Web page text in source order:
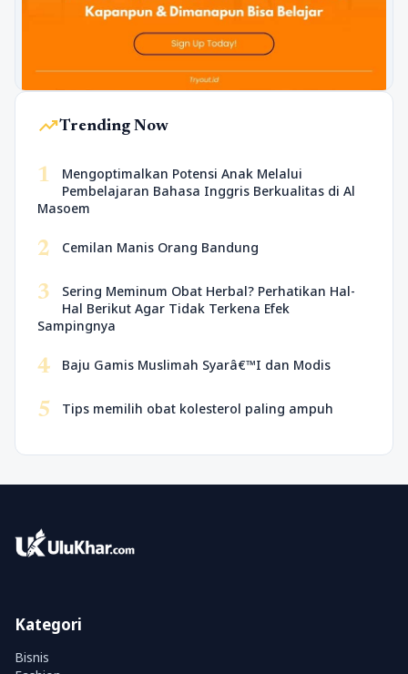
trending_upTrending Now
1
Mengoptimalkan Potensi Anak Melalui
Pembelajaran Bahasa Inggris Berkualitas di Al
Masoem
2 Cemilan Manis Orang Bandung
3
Sering Meminum Obat Herbal? Perhatikan Hal-
Hal Berikut Agar Tidak Terkena Efek
Sampingnya
4 Baju Gamis Muslimah Syarâ€™I dan Modis
5 Tips memilih obat kolesterol paling ampuh
Kategori
Bisnis